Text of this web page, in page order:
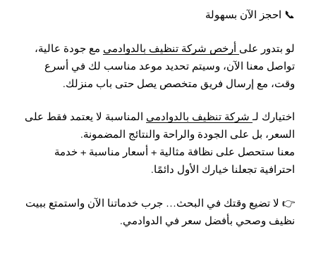
📞 احجز الآن بسهولة
لو بتدور على أرخص شركة تنظيف بالدوادمي مع جودة عالية،
تواصل معنا الآن، وسيتم تحديد موعد مناسب لك في أسرع
وقت، مع إرسال فريق متخصص يصل حتى باب منزلك.
اختيارك لـ شركة تنظيف بالدوادمي المناسبة لا يعتمد فقط على
السعر، بل على الجودة والراحة والنتائج المضمونة.
معنا ستحصل على نظافة مثالية + أسعار مناسبة + خدمة
احترافية تجعلنا خيارك الأول دائمًا.
👉 لا تضيع وقتك في البحث… جرب خدماتنا الآن واستمتع ببيت
نظيف وصحي بأفضل سعر في الدوادمي.